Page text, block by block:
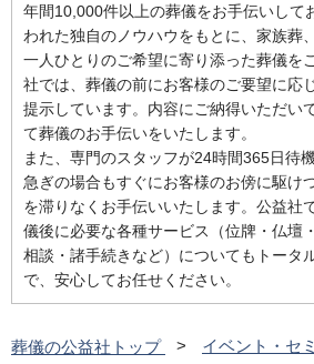
年間10,000件以上の葬儀をお手伝いして
われた独自のノウハウをもとに、家族葬
一人ひとりのご希望に寄り添った葬儀を
社では、葬儀の前にお客様のご要望に応
提示しています。内容にご納得いただい
て葬儀のお手伝いをいたします。
また、専門のスタッフが24時間365日待
急ぎの場合もすぐにお客様のお傍に駆け
を滞りなくお手伝いいたします。公益社
儀後に必要な各種サービス（位牌・仏壇
相談・諸手続きなど）についてもトータ
で、安心してお任せください。
葬儀の公益社トップ イベント・セ